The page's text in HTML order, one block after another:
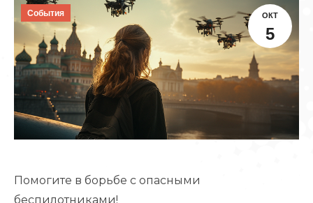
ОКТ
5
События
Помогите в борьбе с опасными
беспилотниками!